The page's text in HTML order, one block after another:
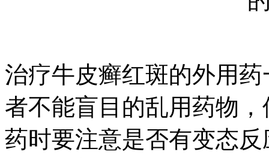
治疗牛皮癣红斑的外用
者不能盲目的乱用药物
药时要注意是否有变态